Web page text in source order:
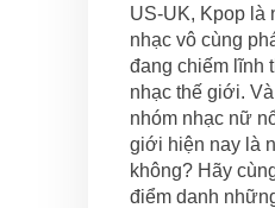
US-UK, Kpop là
nhạc vô cùng
đang chiếm lĩnh
nhạc thế giới.
nhóm nhạc nữ
giới hiện nay là
không? Hãy
điểm danh